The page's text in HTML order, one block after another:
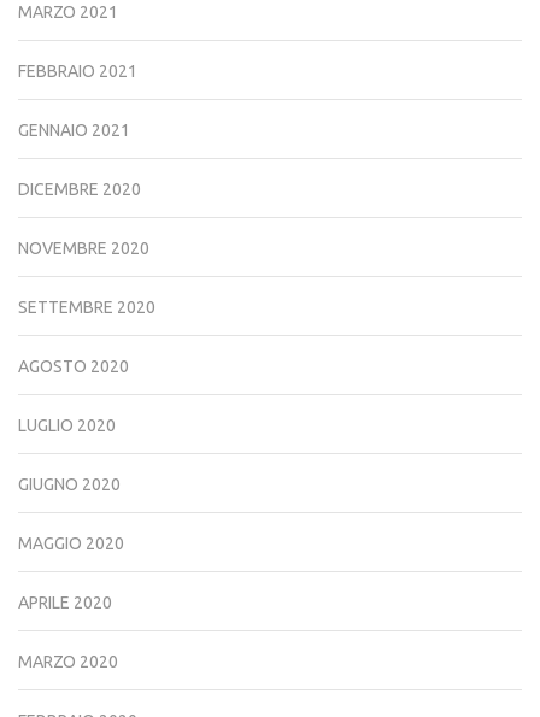
MARZO 2021
FEBBRAIO 2021
GENNAIO 2021
DICEMBRE 2020
NOVEMBRE 2020
SETTEMBRE 2020
AGOSTO 2020
LUGLIO 2020
GIUGNO 2020
MAGGIO 2020
APRILE 2020
MARZO 2020